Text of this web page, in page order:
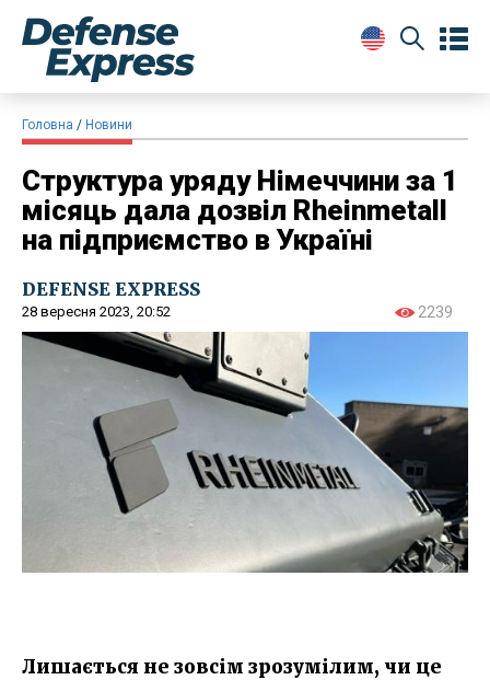
Головна Новини
Структура уряду Німеччини за 1
місяць дала дозвіл Rheinmetall
на підприємство в Україні
DEFENSE EXPRESS
28 вересня 2023, 20:52 2239
Лишається не зовсім зрозумілим, чи це